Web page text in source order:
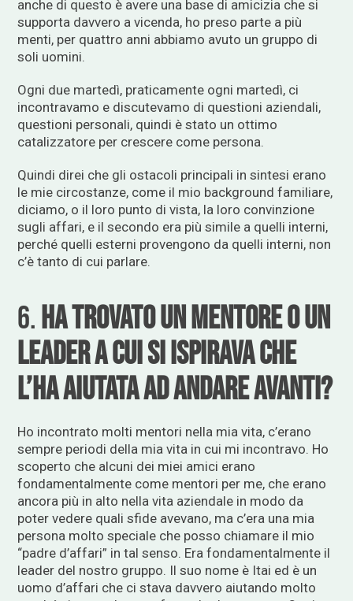
anche di questo è avere una base di amicizia che si
supporta davvero a vicenda, ho preso parte a più
menti, per quattro anni abbiamo avuto un gruppo di
soli uomini.
Ogni due martedì, praticamente ogni martedì, ci
incontravamo e discutevamo di questioni aziendali,
questioni personali, quindi è stato un ottimo
catalizzatore per crescere come persona.
Quindi direi che gli ostacoli principali in sintesi erano
le mie circostanze, come il mio background familiare,
diciamo, o il loro punto di vista, la loro convinzione
sugli affari, e il secondo era più simile a quelli interni,
perché quelli esterni provengono da quelli interni, non
c’è tanto di cui parlare.
6.Ha trovato un mentore o un
leader a cui si ispirava che
l’ha aiutata ad andare avanti?
Ho incontrato molti mentori nella mia vita, c’erano
sempre periodi della mia vita in cui mi incontravo. Ho
scoperto che alcuni dei miei amici erano
fondamentalmente come mentori per me, che erano
ancora più in alto nella vita aziendale in modo da
poter vedere quali sfide avevano, ma c’era una mia
persona molto speciale che posso chiamare il mio
“padre d’affari” in tal senso. Era fondamentalmente il
leader del nostro gruppo. Il suo nome è Itai ed è un
uomo d’affari che ci stava davvero aiutando molto